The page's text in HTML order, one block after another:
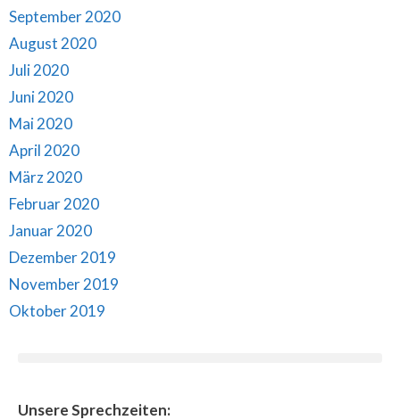
September 2020
August 2020
Juli 2020
Juni 2020
Mai 2020
April 2020
März 2020
Februar 2020
Januar 2020
Dezember 2019
November 2019
Oktober 2019
Unsere Sprechzeiten: